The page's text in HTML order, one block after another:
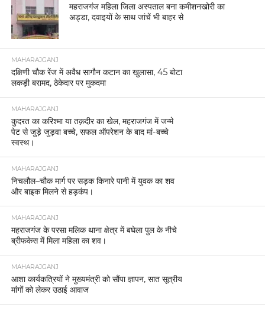
महराजगंज महिला जिला अस्पताल बना कमीशनखोरी का
अड्डा, दवाइयों के साथ जांचें भी बाहर से
MAHARAJGANJ
दक्षिणी चौक रेंज में अवैध सागौन कटान का खुलासा, 45 बोटा
लकड़ी बरामद, ठेकेदार पर मुकदमा
MAHARAJGANJ
कुदरत का करिश्मा या तक़दीर का खेल, महराजगंज में जन्मे
पेट से जुड़े जुड़वा बच्चे, सफल ऑपरेशन के बाद मां-बच्चे
स्वस्थ।
MAHARAJGANJ
निचलौल–चौक मार्ग पर सड़क किनारे पानी में युवक का शव
और बाइक मिलने से हड़कंप।
MAHARAJGANJ
महराजगंज के परसा मलिक थाना क्षेत्र में बघेला पुल के नीचे
ब्रीफकेस में मिला महिला का शव।
MAHARAJGANJ
आशा कार्यकत्रियों ने मुख्यमंत्री को सौंपा ज्ञापन, सात सूत्रीय
मांगों को लेकर उठाई आवाज